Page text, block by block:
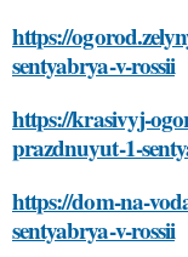
https://
sentyabrya-v-rossii
https://krasivyj-
prazdnuyut-1-
https://dom-na-
sentyabrya-v-rossii